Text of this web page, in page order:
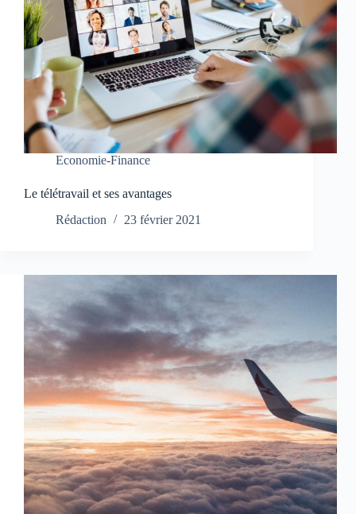
Economie-Finance
Le télétravail et ses avantages
Rédaction
23 février 2021